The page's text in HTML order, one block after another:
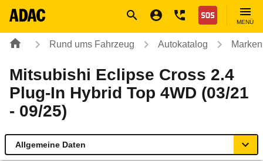
Nothilfe
MENÜ
Rund ums Fahrzeug Autokatalog
Mitsubishi Eclipse Cross 2.4
Plug-In Hybrid Top 4WD (03/21
- 09/25)
Allgemeine Daten